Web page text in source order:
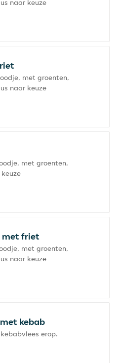
naar keuze
met groenten,
naar keuze
met groenten,
met friet
met groenten,
naar keuze
kebab
erop.